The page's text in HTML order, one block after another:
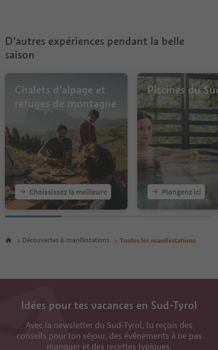
10
11
13
19
20
21
22
25
26
27
28
30
34
D'autres expériences pendant la belle
saison
Chalets d'alpage et
refuges de montagne
Choississez la meilleure
Piscines du
Plongenz ici
Découvertes & manifestations Toutes les manifestations
Idées pour tes vacances en Sud-Tyrol
Avec la newsletter du Sud-Tyrol, tu reçois des
conseils pour ton séjour, des événements à ne pas
manquer et des recettes typiques.